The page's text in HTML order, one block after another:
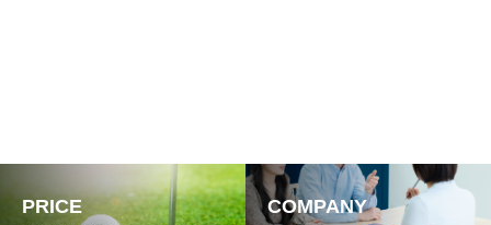
PRICE COMPANY